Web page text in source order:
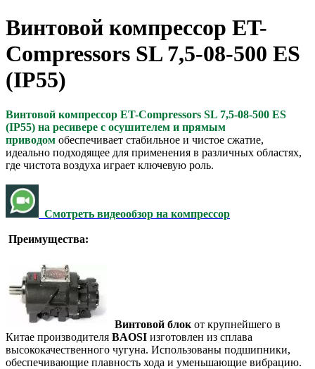
Винтовой компрессор ET-
Compressors SL 7,5-08-500 ES
(IP55)
Винтовой компрессор ET-Compressors SL 7,5-08-500 ES
(IP55) на ресивере с осушителем и прямым
приводом обеспечивает стабильное и чистое сжатие,
идеально подходящее для применения в различных областях,
где чистота воздуха играет ключевую роль.
Смотреть видеообзор на компрессор
Преимущества:
Винтовой блок от крупнейшего в
Китае производителя BAOSI изготовлен из сплава
высококачественного чугуна. Использованы подшипники,
обеспечивающие плавность хода и уменьшающие вибрацию.